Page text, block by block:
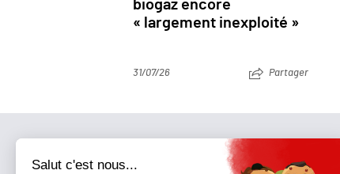
biogaz encore
« largement inexploité »
31/07/26 Partager